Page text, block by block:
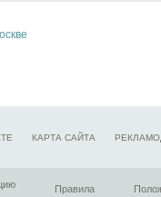
КАРТА САЙТА
Правила